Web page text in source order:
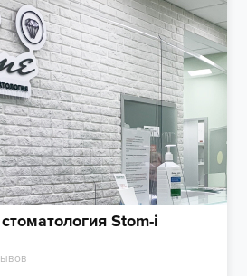
Stom-i